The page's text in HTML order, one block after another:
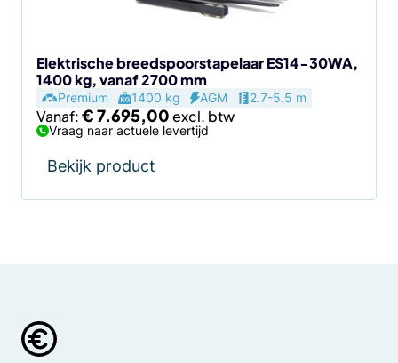
Elektrische breedspoorstapelaar ES14-30WA,
1400 kg, vanaf 2700 mm
Premium 1400 kg AGM 2.7-5.5 m
Vanaf:€7.695,00
Vraag naar actuele levertijd
Bekijk product
de
productpagina